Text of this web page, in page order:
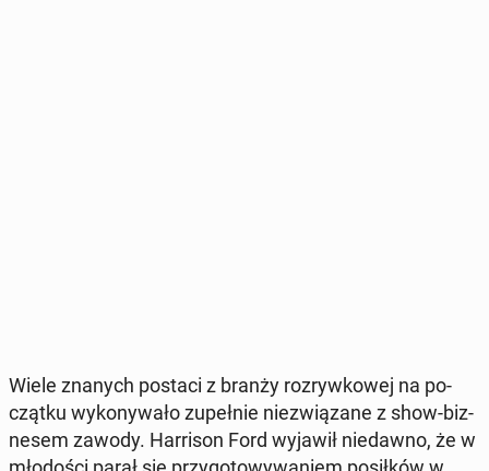
Wiele znanych postaci z branży roz­ryw­ko­wej na po­
cząt­ku wy­ko­ny­wa­ło zu­peł­nie nie­zwią­za­ne z show-biz­
ne­sem zawody. Har­ri­son Ford wyjawił nie­daw­no, że w